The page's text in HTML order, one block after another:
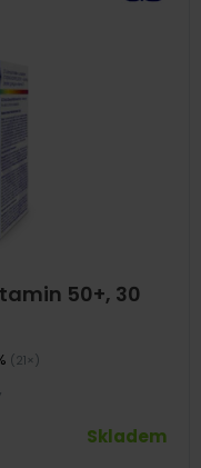
50+, 30
(21×)
Skladem